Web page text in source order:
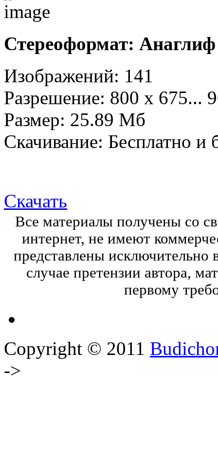
Стереоформат:
Изображений: 141
Разрешение: 800 х 675...
Размер: 25.89 Mб
Скачивание: Бесплатно и
Скачать
Все материалы получены со
интернет, не имеют
представлены исключительно
случае претензии автора,
первому
Copyright © 2011
->